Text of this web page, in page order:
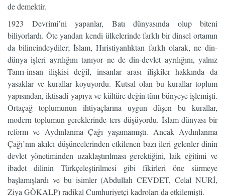
de demektir.
1923 Devrimi’ni yapanlar, Batı dünyasında olup biteni
biliyorlardı. Öte yandan kendi ülkelerinde farklı bir dinsel ortamın
da bilincindeydiler; İslam, Hıristiyanlıktan farklı olarak, ne din-
dünya işleri ayrılığını tanıyor ne de din-devlet ayrılığını, yalnız
Tanrı-insan ilişkisi değil, insanlar arası ilişkiler hakkında da
yasaklar ve kurallar koyuyordu. Kutsal olan bu kurallar toplum
yapısından, iktisadi yapıya ve kültüre değin tüm bünyeye işlemişti.
Ortaçağ toplumunun ihtiyaçlarına uygun düşen bu kurallar,
modern toplumun gereklerinde ters düşüyordu. İslam dünyası bir
reform ve Aydınlanma Çağı yaşamamıştı. Ancak Aydınlanma
Çağı’nın akılcı düşüncelerinden etkilenen bazı ileri gelenler dinin
devlet yönetiminden uzaklaştırılması gerektiğini, laik eğitimi ve
ibadet dilinin Türkçeleştirilmesi gibi fikirleri öne sürmeye
başlamışlardı ve bu isimler (Abdullah CEVDET, Celal NURİ,
Ziya GÖKALP) radikal Cumhuriyetçi kadroları da etkilemişti.